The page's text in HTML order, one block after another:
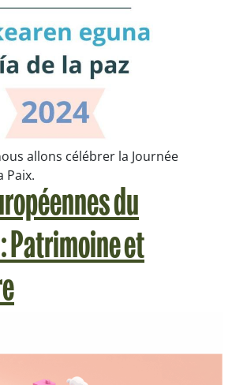
allons célébrer la Journée
Paix.
du
Patrimoine et